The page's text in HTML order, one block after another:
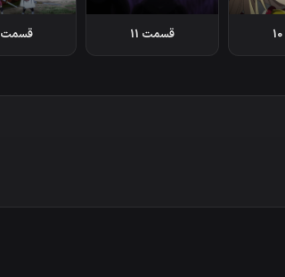
قسمت 11 قسمت 12